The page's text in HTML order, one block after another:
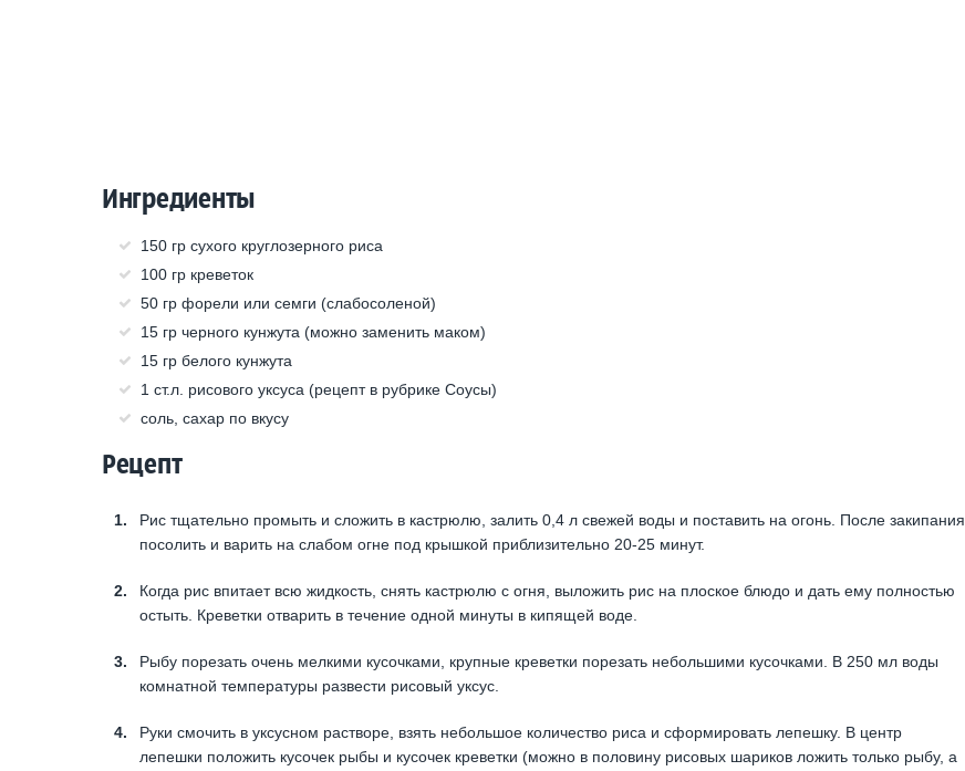
Ингредиенты
150 гр сухого круглозерного риса
100 гр креветок
50 гр форели или семги (слабосоленой)
15 гр черного кунжута (можно заменить маком)
15 гр белого кунжута
1 ст.л. рисового уксуса (рецепт в рубрике Соусы)
соль, сахар по вкусу
Рецепт
Рис тщательно промыть и сложить в кастрюлю, залить 0,4 л свежей воды и поставить на огонь. После закипания
посолить и варить на слабом огне под крышкой приблизительно 20-25 минут.
Когда рис впитает всю жидкость, снять кастрюлю с огня, выложить рис на плоское блюдо и дать ему полностью
остыть. Креветки отварить в течение одной минуты в кипящей воде.
Рыбу порезать очень мелкими кусочками, крупные креветки порезать небольшими кусочками. В 250 мл воды
комнатной температуры развести рисовый уксус.
Руки смочить в уксусном растворе, взять небольшое количество риса и сформировать лепешку. В центр
лепешки положить кусочек рыбы и кусочек креветки (можно в половину рисовых шариков ложить только рыбу, а